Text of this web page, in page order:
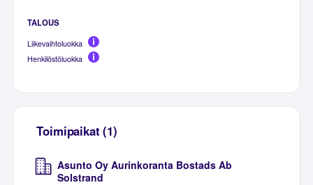
TALOUS
Liikevaihtoluokka
Henkilöstöluokka
Toimipaikat (1)
Asunto Oy Aurinkoranta Bostads Ab
Solstrand